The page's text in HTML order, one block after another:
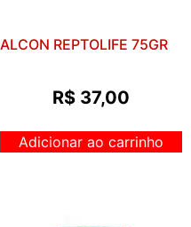
ALCON REPTOLIFE 75GR
R$37,00
Adicionar ao carrinho